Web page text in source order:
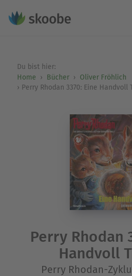
Du bist hier:
Home
Bücher
Oliver Fröhlich
Perry Rhodan 3370: Eine Handvoll
Perry Rhodan
Handvoll
Perry Rhodan-